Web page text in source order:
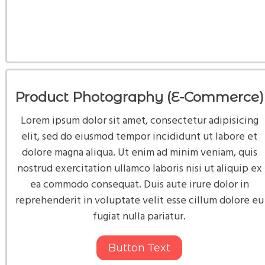
Product Photography (E-Commerce)
Lorem ipsum dolor sit amet, consectetur adipisicing
elit, sed do eiusmod tempor incididunt ut labore et
dolore magna aliqua. Ut enim ad minim veniam, quis
nostrud exercitation ullamco laboris nisi ut aliquip ex
ea commodo consequat. Duis aute irure dolor in
reprehenderit in voluptate velit esse cillum dolore eu
fugiat nulla pariatur.
Button Text